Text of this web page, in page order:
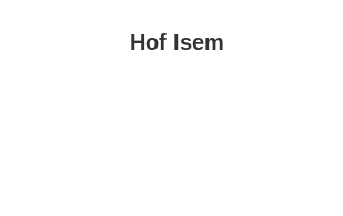
Hof Isem